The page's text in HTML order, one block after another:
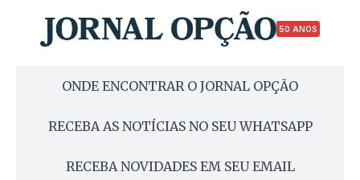
50 ANOS
ONDE ENCONTRAR O JORNAL OPÇÃO
RECEBA AS NOTÍCIAS NO SEU WHATSAPP
RECEBA NOVIDADES EM SEU EMAIL